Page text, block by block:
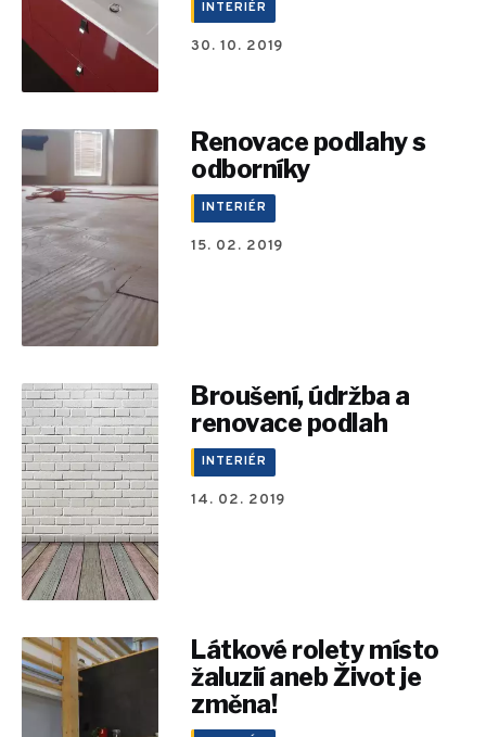
INTERIÉR
30. 10. 2019
Renovace podlahy s
odborníky
INTERIÉR
15. 02. 2019
Broušení, údržba a
renovace podlah
INTERIÉR
14. 02. 2019
Látkové rolety místo
žaluzií aneb Život je
změna!